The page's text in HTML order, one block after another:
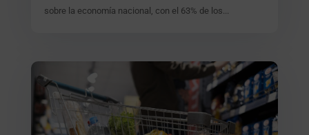
sobre la economía nacional, con el 63% de los...